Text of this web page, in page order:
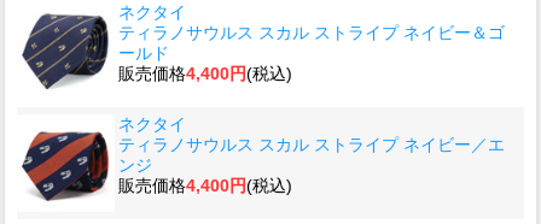
ネクタイ
ティラノサウルス スカル ストライプ ネイビー＆ゴ
ールド
販売価格4,400円(税込)
ネクタイ
ティラノサウルス スカル ストライプ ネイビー／エ
ンジ
販売価格4,400円(税込)